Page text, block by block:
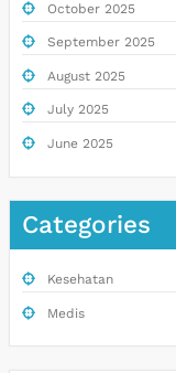
October 2025
September 2025
August 2025
July 2025
June 2025
Categories
Kesehatan
Medis